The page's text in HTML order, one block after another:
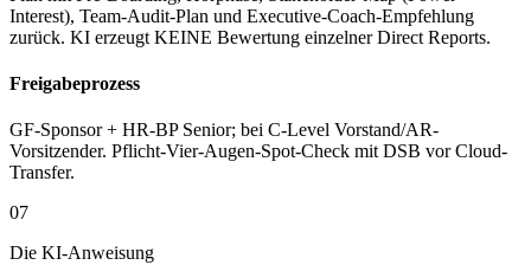
Interest), Team-Audit-Plan und Executive-Coach-Empfehlung
zurück. KI erzeugt KEINE Bewertung einzelner Direct Reports.
Freigabeprozess
GF-Sponsor + HR-BP Senior; bei C-Level Vorstand/AR-
Vorsitzender. Pflicht-Vier-Augen-Spot-Check mit DSB vor Cloud-
Transfer.
07
Die KI-Anweisung